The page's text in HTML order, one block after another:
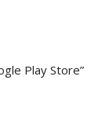
Play Store”